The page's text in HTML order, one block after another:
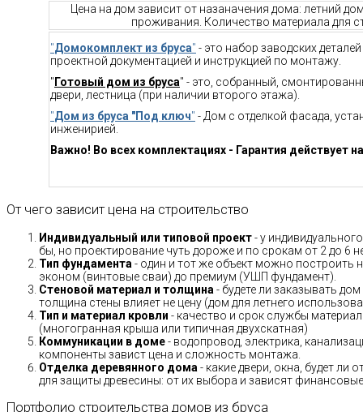
Цена на дом зависит от назаначения дома: летний
проживания. Количество материала для
"Домокомплект из бруса" - это набор заводских
проектной документацией и инструкцией по монтажу.
" Готовый дом из бруса" - это, собранный,
двери, лестница (при наличии второго этажа).
"Дом из бруса "Под ключ" - Дом с отделкой фасада,
инженирией.
Важно! Во всех комплектациях - Гарантия действует
От чего зависит цена на строительство
Индивидуальный или типовой проект- у
бы, но проектирование чуть дороже и по срокам от 2 до 6
Тип фундамента - один и тот же объект можно построить
эконом (винтовые сваи) до премиум (УШП фундамент).
Стеновой материал и толщина - будете ли заказывать
толщина стены влияет не цену (дом для летнего
Тип и материал кровли - качество и срок службы
(многогранная крыша или типичная двухскатная)
Коммуникации в доме- водопровод, электрика,
компоненты завист цена и сложность монтажа.
Отделка деревянного дома - какие двери, окна, будет
для защиты древесины: от их выбора и зависят
Портфолио строительства домов из бруса